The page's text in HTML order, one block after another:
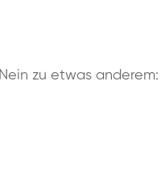
zu etwas anderem: